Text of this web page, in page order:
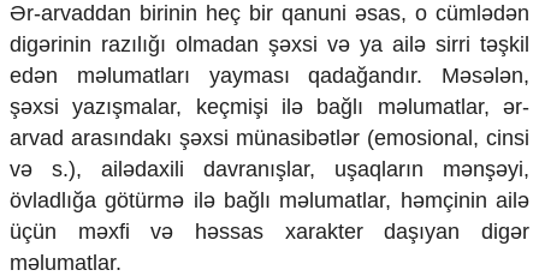
Ekologiya
Zəfər - 5
Gənclər və İdman
Media və QHT
Hadisə
Sağlamlıq
Sosium
Mənəvi dəyərlər
Texnologiya
Mətbuat-150
Ər-arvaddan birinin heç bir qanuni əsas, o cümlədən
digərinin razılığı olmadan şəxsi və ya ailə sirri təşkil
edən məlumatları yayması qadağandır. Məsələn,
şəxsi yazışmalar, keçmişi ilə bağlı məlumatlar, ər-
arvad arasındakı şəxsi münasibətlər (emosional, cinsi
və s.), ailədaxili davranışlar, uşaqların mənşəyi,
övladlığa götürmə ilə bağlı məlumatlar, həmçinin ailə
üçün məxfi və həssas xarakter daşıyan digər
məlumatlar.